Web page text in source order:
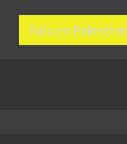
Paix en Palestine